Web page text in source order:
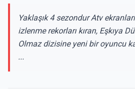
Yaklaşık 4 sezondur Atv
izlenme rekorları kıran, Eşkıya
Olmaz dizisine yeni bir oyuncu
...